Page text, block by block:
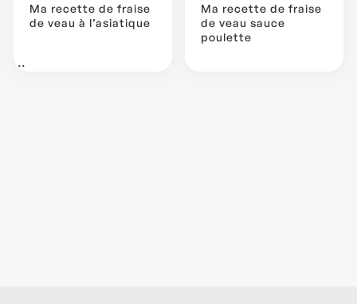
Ma recette de fraise
de veau à l’asiatique
...
Ma recette de fraise
de veau sauce
poulette